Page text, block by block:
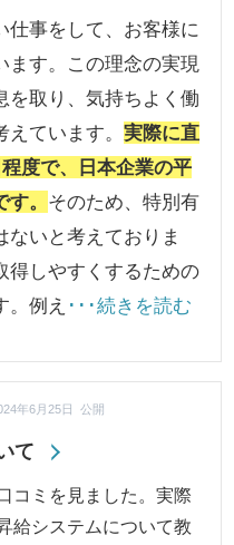
仕事をして、お客様に
ます。この理念の実現
を取り、気持ちよく働
えています。実際に直
度で、日本企業の平
。 そのため、特別有
いと考えておりま
得しやすくするための
。例え ･･･続きを読む
て
年6月25日 公開
コミを見ました。実際
給システムについて教